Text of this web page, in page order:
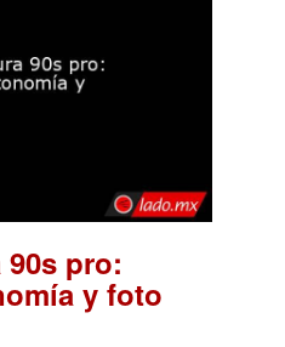
90s pro:
y foto